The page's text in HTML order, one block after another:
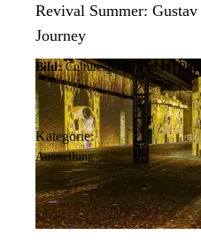
Revival Summer:
Journey
Bild: Culturespaces/Vincent
Kategorie:
Ausstellung